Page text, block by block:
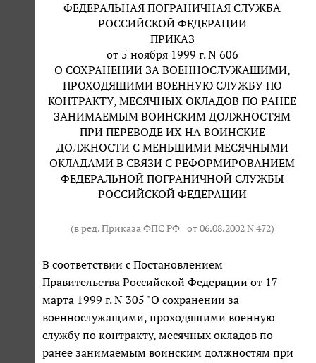
ФЕДЕРАЛЬНАЯ ПОГРАНИЧНАЯ СЛУЖБА
РОССИЙСКОЙ ФЕДЕРАЦИИ
ПРИКАЗ
от 5 ноября 1999 г. N 606
О СОХРАНЕНИИ ЗА ВОЕННОСЛУЖАЩИМИ,
ПРОХОДЯЩИМИ ВОЕННУЮ СЛУЖБУ ПО
КОНТРАКТУ, МЕСЯЧНЫХ ОКЛАДОВ ПО РАНЕЕ
ЗАНИМАЕМЫМ ВОИНСКИМ ДОЛЖНОСТЯМ
ПРИ ПЕРЕВОДЕ ИХ НА ВОИНСКИЕ
ДОЛЖНОСТИ С МЕНЬШИМИ МЕСЯЧНЫМИ
ОКЛАДАМИ В СВЯЗИ С РЕФОРМИРОВАНИЕМ
ФЕДЕРАЛЬНОЙ ПОГРАНИЧНОЙ СЛУЖБЫ
РОССИЙСКОЙ ФЕДЕРАЦИИ
(в ред. Приказа ФПС РФ от 06.08.2002 N 472)
В соответствии с Постановлением
Правительства Российской Федерации от 17
марта 1999 г. N 305 "О сохранении за
военнослужащими, проходящими военную
службу по контракту, месячных окладов по
ранее занимаемым воинским должностям при